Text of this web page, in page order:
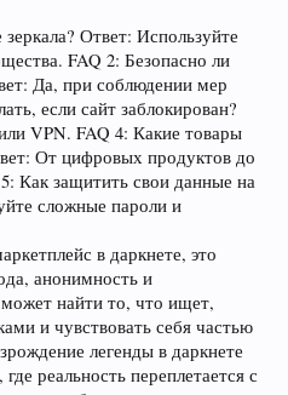
Ответ: Используйте
FAQ 2: Безопасно ли
Да, при соблюдении мер
если сайт заблокирован?
VPN. FAQ 4: Какие товары
От цифровых продуктов до
Как защитить свои данные на
сложные пароли и
в даркнете, это
анонимность и
найти то, что ищет,
и чувствовать себя частью
легенды в даркнете
реальность переплетается с